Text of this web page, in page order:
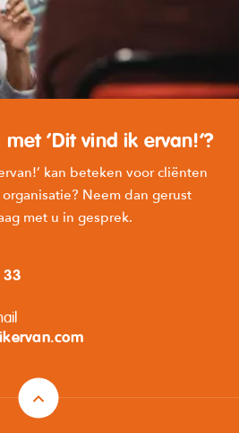
‘Dit vind ik ervan!’?
kan beteken voor cliënten
Neem dan gerust
met u in gesprek.